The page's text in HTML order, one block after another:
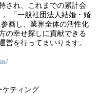
され、これまでの累計会
。「一般社団法人結婚・婚
画し、業界全体の活性化
の幸せ探しに貢献できる
営を行ってまいります。
ケティング